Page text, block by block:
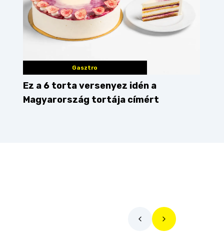
Gasztro
Ez a 6 torta versenyez idén a
Magyarország tortája címért